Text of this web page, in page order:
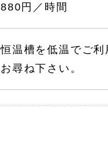
880円／時間
恒温槽を低温でご
お尋ね下さい。